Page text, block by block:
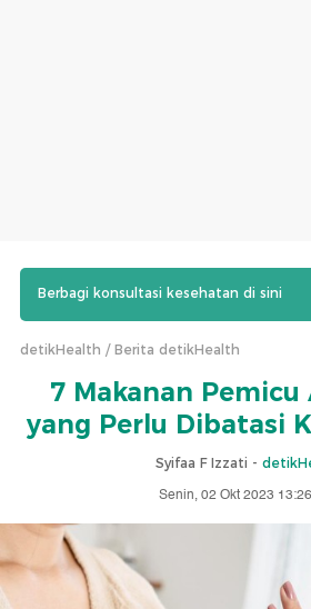
Berbagi konsultasi kesehatan di sini
detikHealth Berita detikHealth
7 Makanan Pemicu
yang Perlu Dibatasi
Syifaa F Izzati -
Senin, 02 Okt 2023